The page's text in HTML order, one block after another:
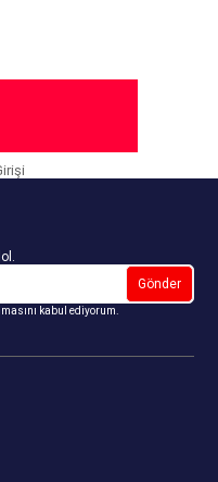
Gönder
kabul ediyorum.